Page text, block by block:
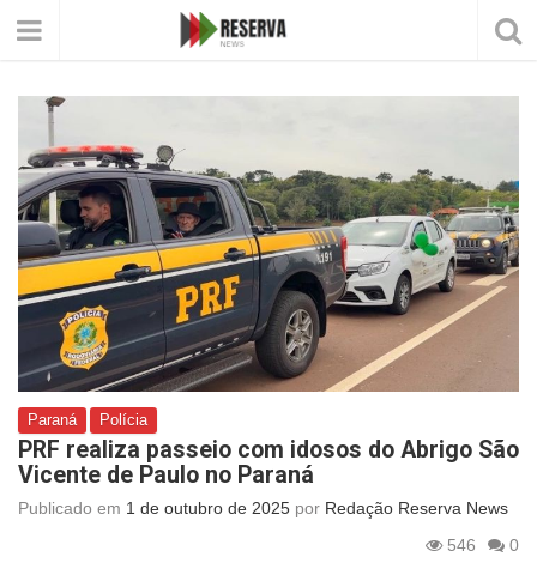
Paraná Polícia
PRF realiza passeio com idosos do Abrigo São
Vicente de Paulo no Paraná
Publicado em 1 de outubro de 2025 por Redação Reserva News
546
0